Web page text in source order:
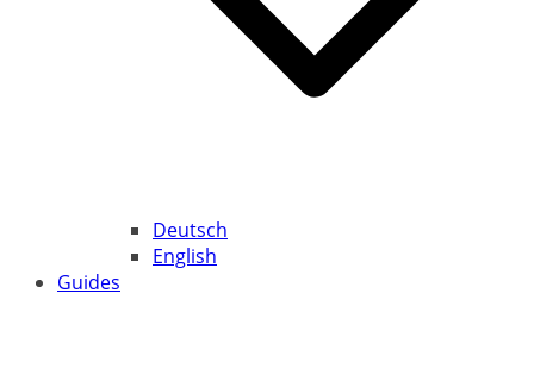
Deutsch
English
Guides